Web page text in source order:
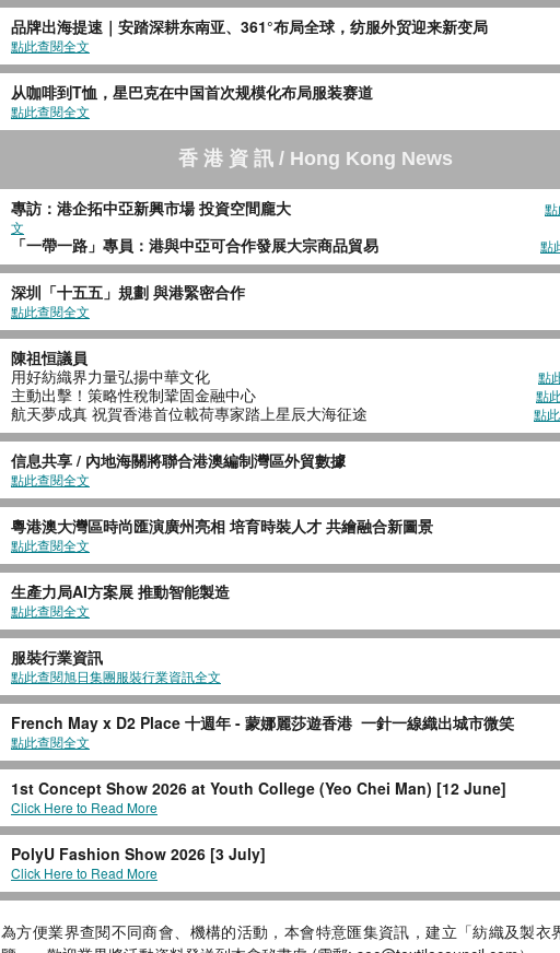
品牌出海提速｜安踏深耕东南亚、361°布局全球，纺服外贸迎来新变局
點此查閱全文
从咖啡到T恤，星巴克在中国首次规模化布局服装赛道
點此查閱全文
香 港 資 訊 / Hong Kong News
專訪：港企拓中亞新興市場 投資空間龐大
文
「一帶一路」專員：港與中亞可合作發展大宗商品貿易 點
深圳「十五五」規劃 與港緊密合作
點此查閱全文
陳祖恒議員
用好紡織界力量弘揚中華文化
點
主動出擊！策略性稅制鞏固金融中心 點
航天夢成真 祝賀香港首位載荷專家踏上星辰大海征途 點
信息共享 / 內地海關將聯合港澳編制灣區外貿數據
點此查閱全文
粵港澳大灣區時尚匯演廣州亮相 培育時裝人才 共繪融合新圖景
點此查閱全文
生產力局AI方案展 推動智能製造
點此查閱全文
服裝行業資訊
點此查閱旭日集團服裝行業資訊全文
French May x D2 Place 十週年 - 蒙娜麗莎遊香港 一針一線織出城市微笑
點此查閱全文
1st Concept Show 2026 at Youth College (Yeo Chei Man) [12 June]
Click Here to Read More
PolyU Fashion Show 2026 [3 July]
Click Here to Read More
為方便業界查閱不同商會、機構的活動，本會特意匯集資訊，建立「紡織及製衣